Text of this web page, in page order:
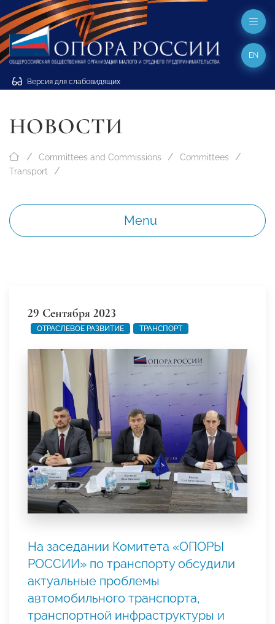
Версия для слабовидящих
EN
НОВОСТИ
Committees and Commissions
Committees
Transport
Menu
29 Сентября 2023
ОТРАСЛЕВОЕ РАЗВИТИЕ ТРАНСПОРТ
На заседании Комитета «ОПОРЫ
РОССИИ» по транспорту обсудили
актуальные проблемы
автомобильного транспорта,
транспортной инфраструктуры и